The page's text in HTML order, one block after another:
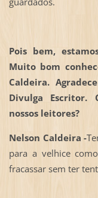
Pois bem,
Muito bom
Caldeira.
Divulga Escritor.
nossos leitores?
Nelson Caldeira -
para a velhice
fracassar sem ter